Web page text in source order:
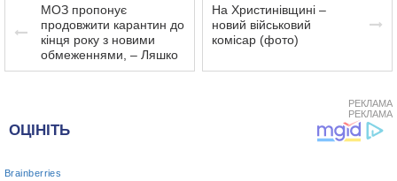
МОЗ пропонує
продовжити карантин до
кінця року з новими
обмеженнями, – Ляшко
На Христинівщині –
новий військовий
комісар (фото)
РЕКЛАМА
РЕКЛАМА